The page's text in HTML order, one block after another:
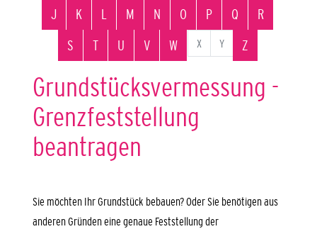
J
K L M N O P Q
R
S
T U V W X Y Z
Grundstücksvermessung -
Grenzfeststellung
beantragen
Sie möchten Ihr Grundstück bebauen? Oder Sie benötigen aus
anderen Gründen eine genaue Feststellung der